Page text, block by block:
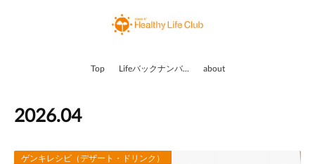
Top Lifeバックナンバー about
2026.04
ゲンキレシピ（デザート・ドリンク）